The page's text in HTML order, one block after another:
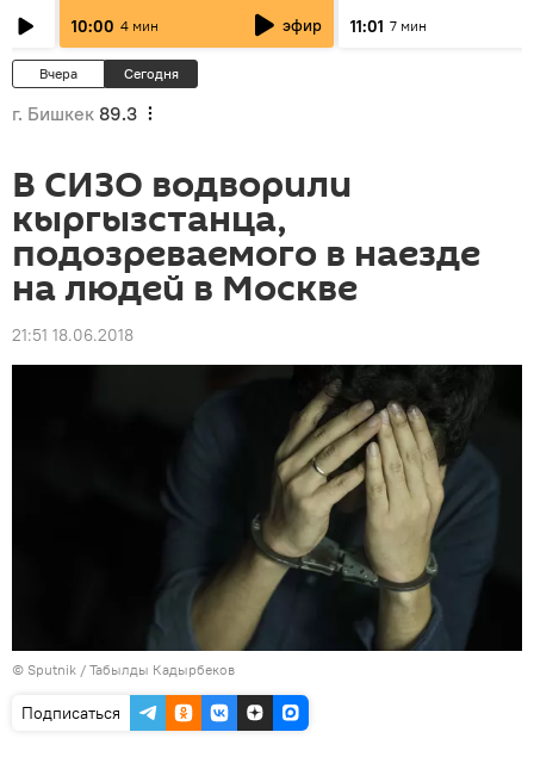
10:00 4 мин эфир 11:01 7 мин
Вчера Сегодня
г. Бишкек 89.3
В СИЗО водворили
кыргызстанца,
подозреваемого в наезде
на людей в Москве
21:51 18.06.2018
© Sputnik / Табылды Кадырбеков
Подписаться